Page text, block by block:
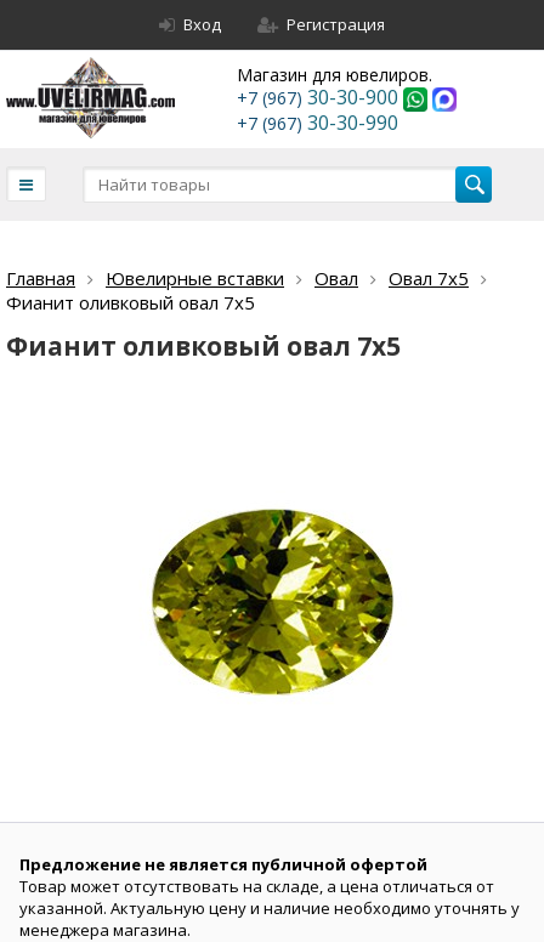
Вход Регистрация
Магазин для ювелиров.
+7 (967) 30-30-900
+7 (967) 30-30-990
Главная Ювелирные вставки Овал
Овал 7х5
Фианит оливковый овал 7х5
Фианит оливковый овал 7х5
Предложение не является публичной офертой
Товар может отсутствовать на складе, а цена отличаться от
указанной. Актуальную цену и наличие необходимо уточнять у
менеджера магазина.